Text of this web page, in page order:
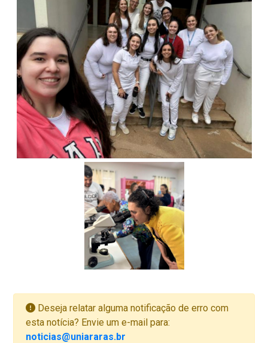
Deseja relatar alguma notificação de erro com
esta notícia? Envie um e-mail para:
noticias@uniararas.br